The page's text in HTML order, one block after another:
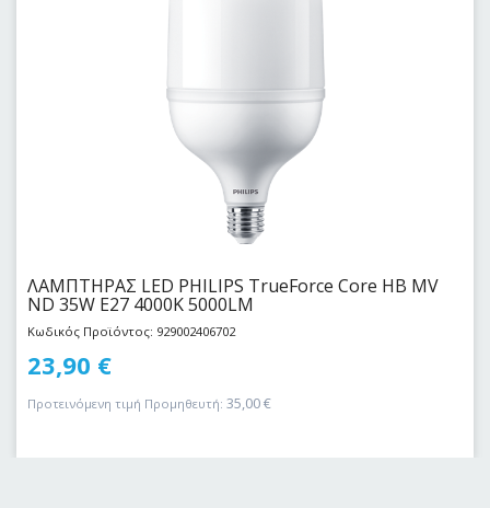
ΛΑΜΠΤΗΡΑΣ LED PHILIPS TrueForce Core HB MV
ND 35W E27 4000K 5000LM
Κωδικός Προϊόντος: 929002406702
23,90 €
Προτεινόμενη τιμή Προμηθευτή: 35,00€